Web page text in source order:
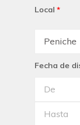
Local *
Fecha de